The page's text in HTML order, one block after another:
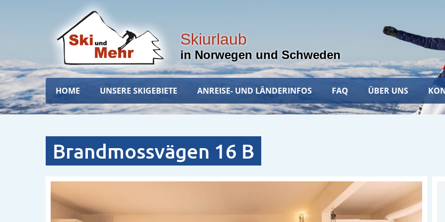
Skiurlaub
in Norwegen und Schweden
Hauptnavigation
HOME UNSERE SKIGEBIETE ANREISE- UND LÄNDERINFOS FAQ ÜBER UNS
Brandmossvägen 16 B